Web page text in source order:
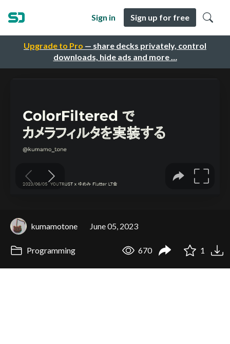
Upgrade to Pro — share decks privately, control
downloads, hide ads and more …
Sign in Sign up for free
kumamotone June 05, 2023
Programming 670 1